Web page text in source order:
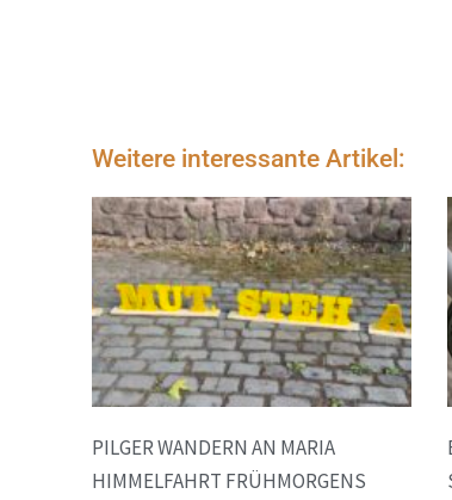
Weitere interessante Artikel:
PILGER WANDERN AN MARIA
HIMMELFAHRT FRÜHMORGENS